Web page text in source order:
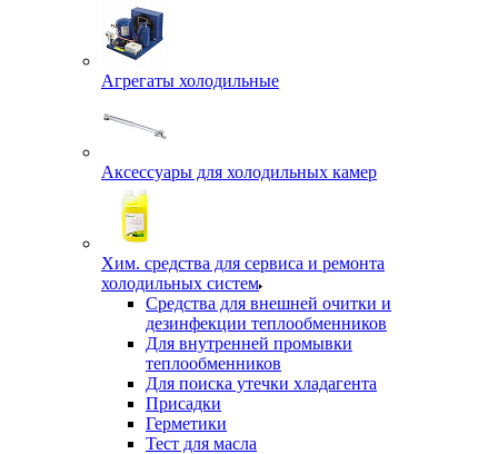
Агрегаты холодильные
Аксессуары для холодильных камер
Хим. средства для сервиса и ремонта
холодильных систем
Средства для внешней очитки и
дезинфекции теплообменников
Для внутренней промывки
теплообменников
Для поиска утечки хладагента
Присадки
Герметики
Тест для масла